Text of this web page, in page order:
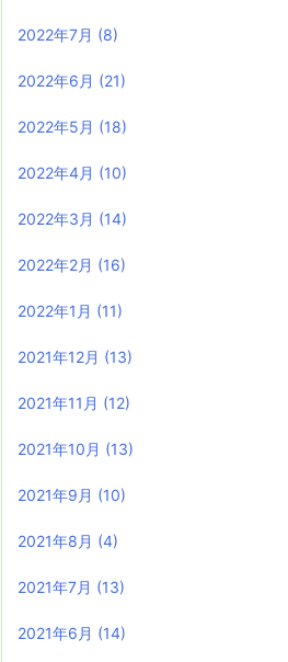
2022年7月 (8)
2022年6月 (21)
2022年5月 (18)
2022年4月 (10)
2022年3月 (14)
2022年2月 (16)
2022年1月 (11)
2021年12月 (13)
2021年11月 (12)
2021年10月 (13)
2021年9月 (10)
2021年8月 (4)
2021年7月 (13)
2021年6月 (14)